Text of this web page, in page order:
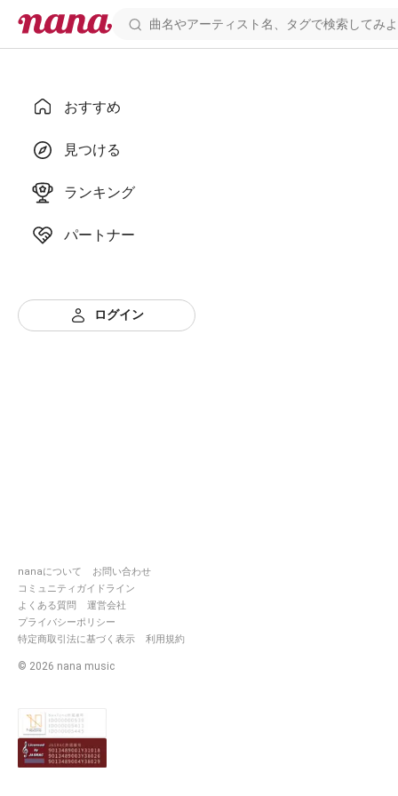
おすすめ
見つける
ランキング
パートナー
ログイン
nanaについて
お問い合わせ
コミュニティガイドライン
よくある質問
運営会社
プライバシーポリシー
特定商取引法に基づく表示
利用規約
© 2026 nana music